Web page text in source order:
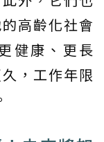
高齡化社會
健康、更長
，工作年限